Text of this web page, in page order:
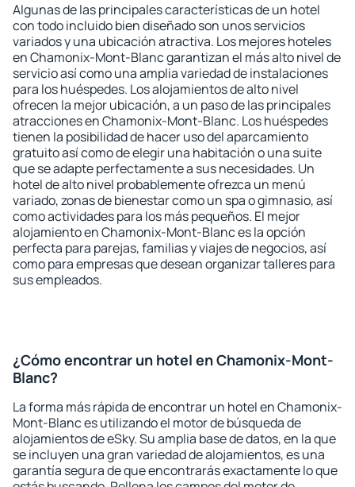
Algunas de las principales características de un hotel
con todo incluido bien diseñado son unos servicios
variados y una ubicación atractiva. Los mejores hoteles
en Chamonix-Mont-Blanc garantizan el más alto nivel de
servicio así como una amplia variedad de instalaciones
para los huéspedes. Los alojamientos de alto nivel
ofrecen la mejor ubicación, a un paso de las principales
atracciones en Chamonix-Mont-Blanc. Los huéspedes
tienen la posibilidad de hacer uso del aparcamiento
gratuito así como de elegir una habitación o una suite
que se adapte perfectamente a sus necesidades. Un
hotel de alto nivel probablemente ofrezca un menú
variado, zonas de bienestar como un spa o gimnasio, así
como actividades para los más pequeños. El mejor
alojamiento en Chamonix-Mont-Blanc es la opción
perfecta para parejas, familias y viajes de negocios, así
como para empresas que desean organizar talleres para
sus empleados.
¿Cómo encontrar un hotel en Chamonix-Mont-
Blanc?
La forma más rápida de encontrar un hotel en Chamonix-
Mont-Blanc es utilizando el motor de búsqueda de
alojamientos de eSky. Su amplia base de datos, en la que
se incluyen una gran variedad de alojamientos, es una
garantía segura de que encontrarás exactamente lo que